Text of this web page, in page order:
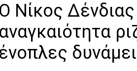
Ο Νίκος Δένδιας
αναγκαιότητα
ένοπλες